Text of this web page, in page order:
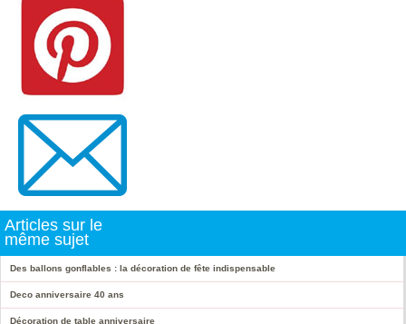
Articles sur le
même sujet
Des ballons gonflables : la décoration de fête indispensable
Deco anniversaire 40 ans
Décoration de table anniversaire